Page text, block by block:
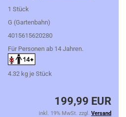
1 Stück
G (Gartenbahn)
4015615620280
Für Personen ab 14 Jahren.
4.32kg je Stück
199,99 EUR
inkl. 19% MwSt. zzgl. Versand